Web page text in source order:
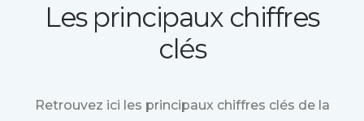
Les principaux chiffres
clés
Retrouvez ici les principaux chiffres clés de la